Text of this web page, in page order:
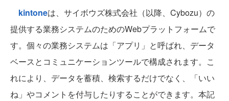
kintoneは、サイボウズ株式会社（以降、Cybozu）の
提供する業務システムのためのWebプラットフォームで
す。個々の業務システムは「アプリ」と呼ばれ、データ
ベースとコミュニケーションツールで構成されます。こ
れにより、データを蓄積、検索するだけでなく、「いい
ね」やコメントを付与したりすることができます。本記